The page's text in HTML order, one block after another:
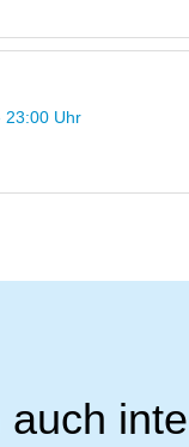
23:00 Uhr